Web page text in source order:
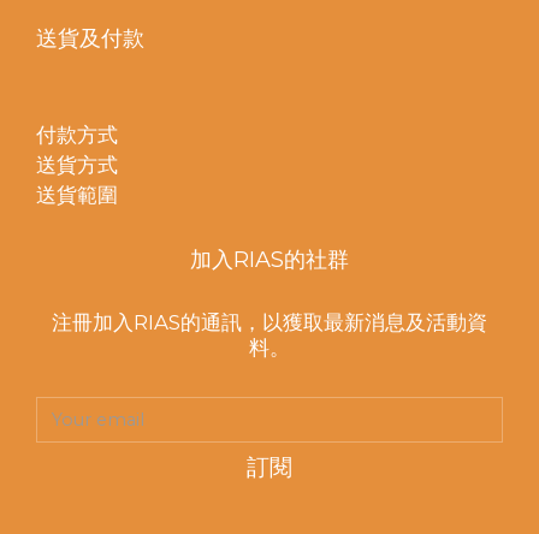
送貨及付款
付款方式
送貨方式
送貨範圍
加入RIAS的社群
注冊加入RIAS的通訊，以獲取最新消息及活動資
料。
訂閱